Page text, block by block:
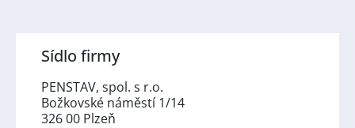
Sídlo firmy
PENSTAV, spol. s r.o.
Božkovské náměstí 1/14
326 00 Plzeň